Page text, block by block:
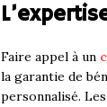
Faire appel à un
la garantie de
personnalisé.